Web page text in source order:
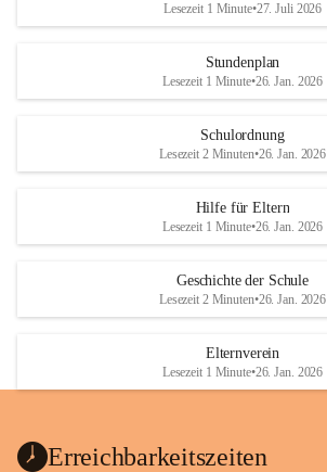
Lesezeit 1 Minute•27. Juli 2026
Stundenplan
Lesezeit 1 Minute•26. Jan. 2026
Schulordnung
Lesezeit 2 Minuten•26. Jan. 2026
Hilfe für Eltern
Lesezeit 1 Minute•26. Jan. 2026
Geschichte der Schule
Lesezeit 2 Minuten•26. Jan. 2026
Elternverein
Lesezeit 1 Minute•26. Jan. 2026
Erreichbarkeitszeiten